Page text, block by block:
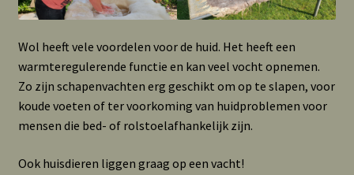
Wol heeft vele voordelen voor de huid. Het heeft een
warmteregulerende functie en kan veel vocht opnemen.
Zo zijn schapenvachten erg geschikt om op te slapen, voor
koude voeten of ter voorkoming van huidproblemen voor
mensen die bed- of rolstoelafhankelijk zijn.
Ook huisdieren liggen graag op een vacht!